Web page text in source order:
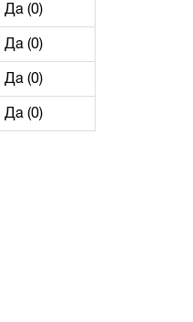
Да (0)
Да (0)
Да (0)
Да (0)